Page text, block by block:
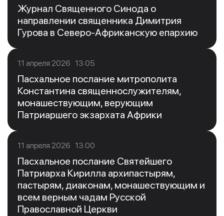
Журнал Священного Синода о
направлении священника Димитрия
Гурова в Северо-Африканскую епархию
11 апреля 2026 13:05
Пасхальное послание митрополита
Константина священнослужителям,
монашествующим, верующим
Патриаршего экзархата Африки
11 апреля 2026 13:00
Пасхальное послание Святейшего
Патриарха Кирилла архипастырям,
пастырям, диаконам, монашествующим и
всем верным чадам Русской
Православной Церкви